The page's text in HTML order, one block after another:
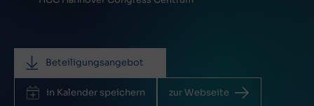
Beteiligungsangebot
in Kalender speichern zur Webseite